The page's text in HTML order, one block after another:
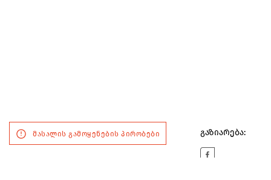
მასალის გამოყენების პირობები გაზიარება: